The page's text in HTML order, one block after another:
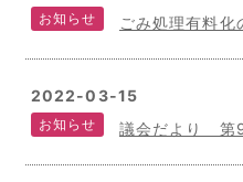
お知らせ ごみ処理有料化
2022-03-15
お知らせ 議会だより 第